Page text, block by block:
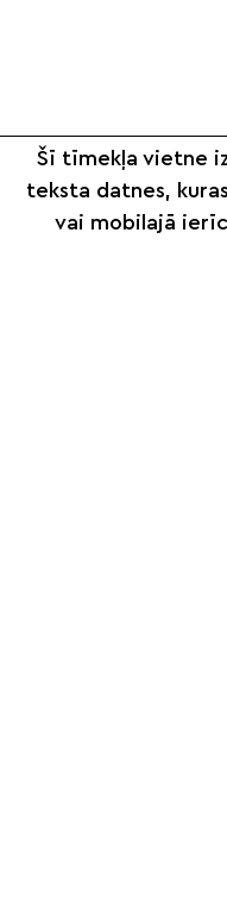
Šī tīmekļa vietne
teksta datnes,
vai mobilajā